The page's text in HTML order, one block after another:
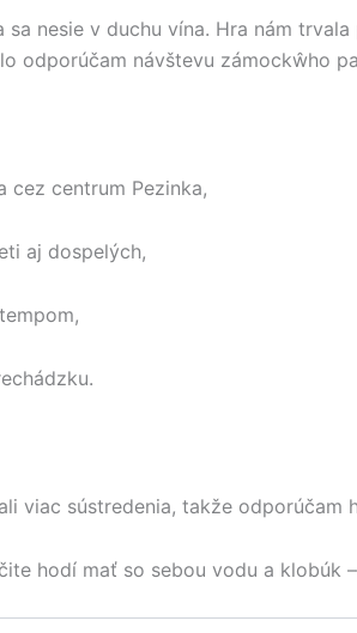
sa nesie v duchu vína. Hra nám
odporúčam návštevu zámockŵho
cez centrum Pezinka,
aj dospelých,
viac sústredenia, takže odporúčam
hodí mať so sebou vodu a klobúk